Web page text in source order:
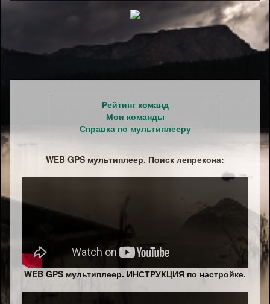
Рейтинг команд
Мои команды
Справка по мультиплееру
WEB GPS мультиплеер. Поиск лепрекона:
WEB GPS мультиплеер. ИНСТРУКЦИЯ по настройке.